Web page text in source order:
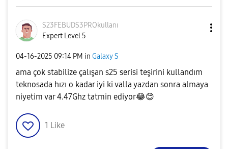
S23FEBUDS3PROkullanı
Expert Level 5
‎04-16-2025 09:14 PM in Galaxy S
ama çok stabilize çalışan s25 serisi teşirini kullandım
teknosada hızı o kadar iyi ki valla yazdan sonra almaya
niyetim var 4.47Ghz tatmin ediyor😂😊
1 Like